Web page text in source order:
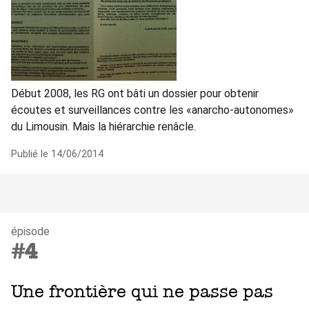
Début 2008, les RG ont bâti un dossier pour obtenir
écoutes et surveillances contre les «anarcho-autonomes»
du Limousin. Mais la hiérarchie renâcle.
Publié le 14/06/2014
épisode
#4
Une frontière qui ne passe pas